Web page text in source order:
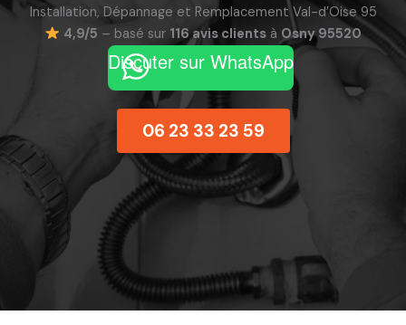
Installation, Dépannage et Remplacement Val-d’Oise 95
4,9/5 – basé sur 116 avis clientsà Osny 95520
Discuter sur WhatsApp
06 23 33 23 59